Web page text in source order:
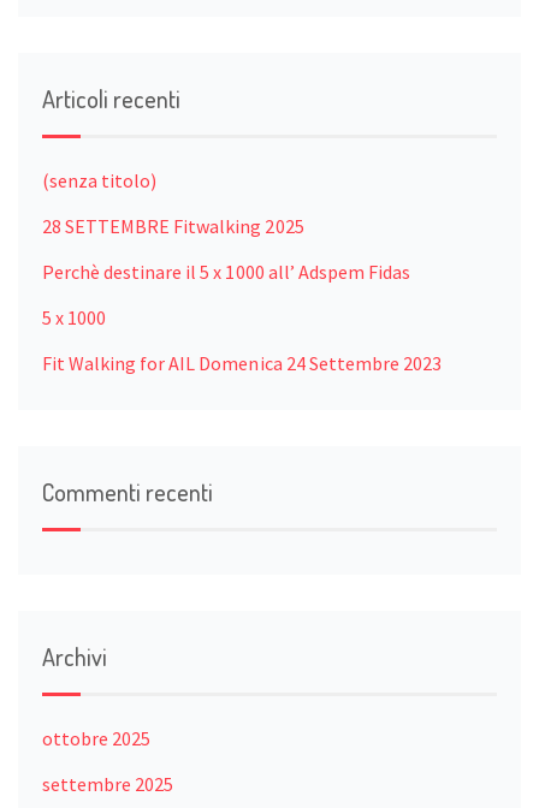
Articoli recenti
(senza titolo)
28 SETTEMBRE Fitwalking 2025
Perchè destinare il 5 x 1000 all’ Adspem Fidas
5 x 1000
Fit Walking for AIL Domenica 24 Settembre 2023
Commenti recenti
Archivi
ottobre 2025
settembre 2025